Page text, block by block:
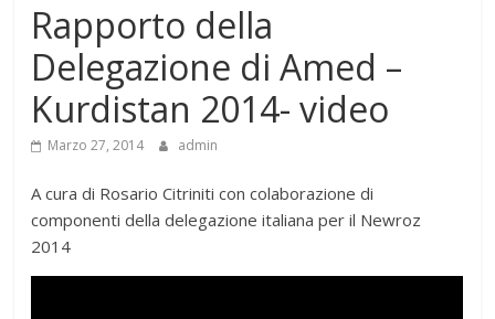
Rapporto della
Delegazione di Amed –
Kurdistan 2014- video
Marzo 27, 2014 admin
A cura di Rosario Citriniti con colaborazione di
componenti della delegazione italiana per il Newroz
2014